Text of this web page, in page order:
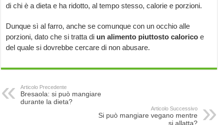
di chi è a dieta e ha ridotto, al tempo stesso, calorie e porzioni.
Dunque sì al farro, anche se comunque con un occhio alle
porzioni, dato che si tratta di un alimento piuttosto calorico e
del quale si dovrebbe cercare di non abusare.
Articolo Precedente
Bresaola: si può mangiare
durante la dieta?
Articolo Successivo
Si può mangiare vegano mentre
si allatta?